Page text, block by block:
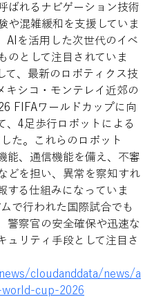
ばれるナビゲーション技術
や混雑緩和を支援していま
AIを活用した次世代のイベ
のとして注目されていま
て、最新のロボティクス技
キシコ・モンテレイ近郊の
FIFAワールドカップに向
、4足歩行ロボットによる
た。これらのロボット
能、通信機能を備え、不審
どを担い、異常を察知すれ
する仕組みになっていま
で行われた国際試合でも
警察官の安全確保や迅速な
ュリティ手段として注目さ
cloudanddata/news/a
cup-2026